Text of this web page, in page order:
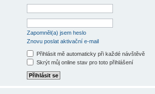
Zapomněl(a) jsem heslo
Znovu poslat aktivační e-mail
Přihlásit mě automaticky při každé návštěvě
Skrýt můj online stav pro toto přihlášení